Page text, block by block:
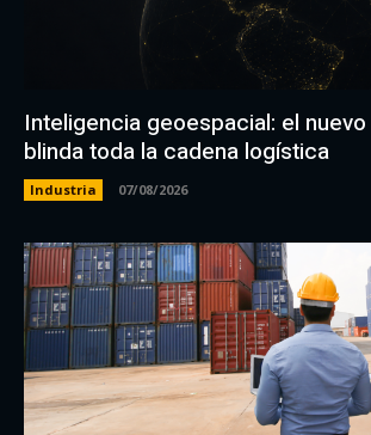
Inteligencia geoespacial: el
blinda toda la cadena logística
Industria 07/08/2026